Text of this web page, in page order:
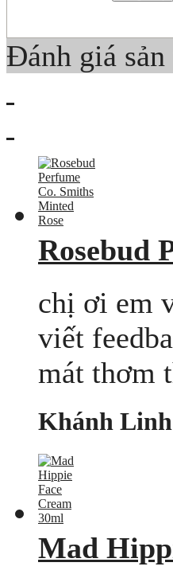
Đánh giá sản
Rosebud
chị ơi em
viết
mát thơm
Khánh Linh
Mad